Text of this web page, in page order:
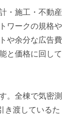
・施工・不動産
ワークの規格や
や余分な広告費
と価格に回して
。全棟で気密測
き渡しているた